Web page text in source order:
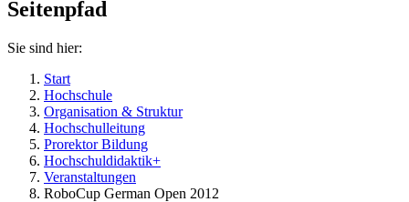
Seitenpfad
Sie sind hier:
Start
Hochschule
Organisation & Struktur
Hochschulleitung
Prorektor Bildung
Hochschuldidaktik+
Veranstaltungen
RoboCup German Open 2012